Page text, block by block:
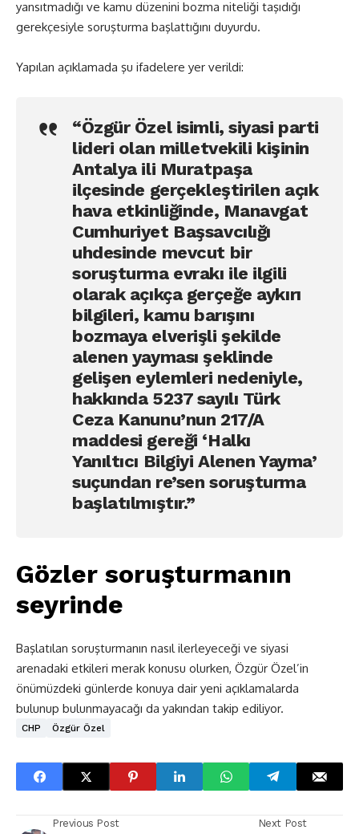
yansıtmadığı ve kamu düzenini bozma niteliği taşıdığı
gerekçesiyle soruşturma başlattığını duyurdu.
Yapılan açıklamada şu ifadelere yer verildi:
“Özgür Özel isimli, siyasi parti
lideri olan milletvekili kişinin
Antalya ili Muratpaşa
ilçesinde gerçekleştirilen açık
hava etkinliğinde, Manavgat
Cumhuriyet Başsavcılığı
uhdesinde mevcut bir
soruşturma evrakı ile ilgili
olarak açıkça gerçeğe aykırı
bilgileri, kamu barışını
bozmaya elverişli şekilde
alenen yayması şeklinde
gelişen eylemleri nedeniyle,
hakkında 5237 sayılı Türk
Ceza Kanunu’nun 217/A
maddesi gereği ‘Halkı
Yanıltıcı Bilgiyi Alenen Yayma’
suçundan re’sen soruşturma
başlatılmıştır.”
Gözler soruşturmanın
seyrinde
Başlatılan soruşturmanın nasıl ilerleyeceği ve siyasi
arenadaki etkileri merak konusu olurken, Özgür Özel’in
önümüzdeki günlerde konuya dair yeni açıklamalarda
bulunup bulunmayacağı da yakından takip ediliyor.
CHP Özgür Özel
Previous Post Next Post